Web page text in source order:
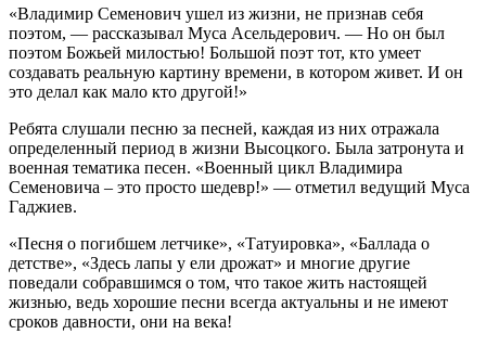
«Владимир Семенович ушел из жизни, не признав себя
поэтом, — рассказывал Муса Асельдерович. — Но он был
поэтом Божьей милостью! Большой поэт тот, кто умеет
создавать реальную картину времени, в котором живет. И он
это делал как мало кто другой!»
Ребята слушали песню за песней, каждая из них отражала
определенный период в жизни Высоцкого. Была затронута и
военная тематика песен. «Военный цикл Владимира
Семеновича – это просто шедевр!» — отметил ведущий Муса
Гаджиев.
«Песня о погибшем летчике», «Татуировка», «Баллада о
детстве», «Здесь лапы у ели дрожат» и многие другие
поведали собравшимся о том, что такое жить настоящей
жизнью, ведь хорошие песни всегда актуальны и не имеют
сроков давности, они на века!